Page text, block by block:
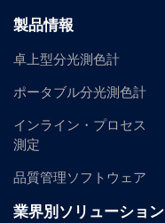
製品情報
卓上型分光測色計
ポータブル分光測色計
インライン・プロセス
測定
品質管理ソフトウェア
業界別ソリューション